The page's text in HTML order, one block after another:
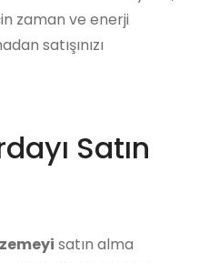
zaman ve enerji
satışınızı
Satın
satın alma